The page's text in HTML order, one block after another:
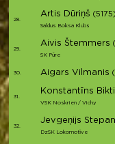
28.
Artis Dūriņš (5175)
Saldus Boksa Klubs
29.
Aivis Štemmers
SK Pūre
30. Aigars Vilmanis
31.
Konstantīns
VSK Noskrien / Vichy
32.
Jevgeņijs
DzSK Lokomotīve